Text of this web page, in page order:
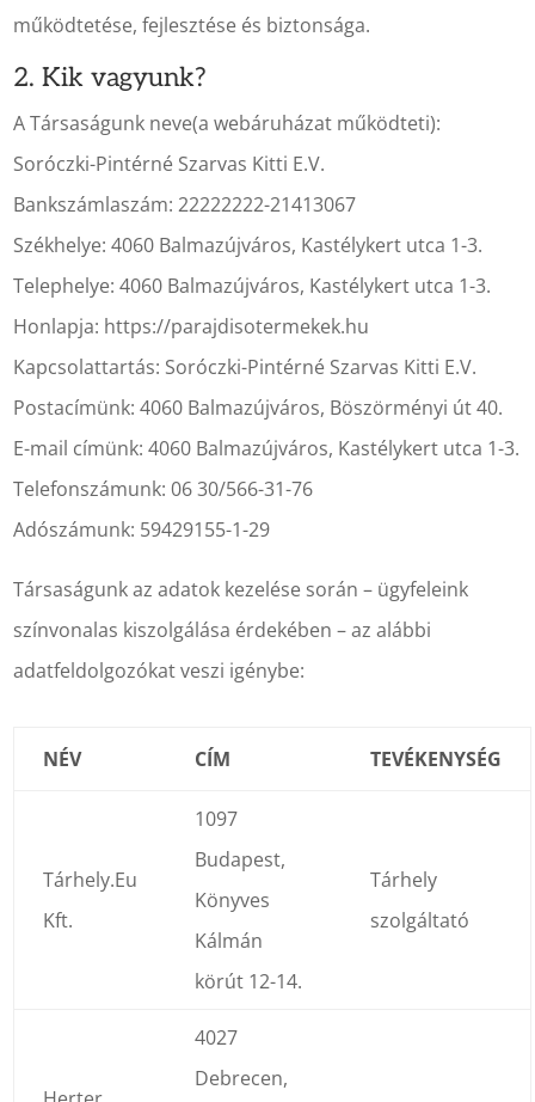
működtetése, fejlesztése és biztonsága.
2. Kik vagyunk?
A Társaságunk neve(a webáruházat működteti):
Soróczki-Pintérné Szarvas Kitti E.V.
Bankszámlaszám:22222222-21413067
Székhelye:4060 Balmazújváros, Kastélykert utca 1-3.
Telephelye:4060 Balmazújváros, Kastélykert utca 1-3.
Honlapja: https://parajdisotermekek.hu
Kapcsolattartás: Soróczki-Pintérné Szarvas Kitti E.V.
Postacímünk:4060 Balmazújváros, Böszörményi út 40.
E-mail címünk:4060 Balmazújváros, Kastélykert utca 1-3.
Telefonszámunk: 06 30/566-31-76
Adószámunk: 59429155-1-29
Társaságunk az adatok kezelése során – ügyfeleink
színvonalas kiszolgálása érdekében – az alábbi
adatfeldolgozókat veszi igénybe:
NÉV CÍM TEVÉKENYSÉG
Tárhely.Eu
Kft.
1097
Budapest,
Könyves
Kálmán
körút 12-14.
Tárhely
szolgáltató
4027
Debrecen,